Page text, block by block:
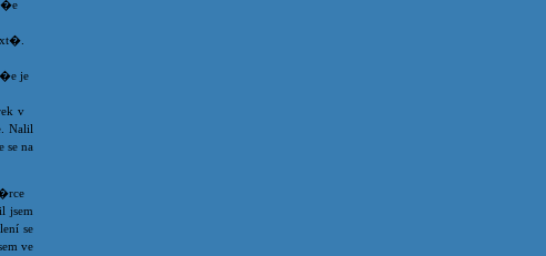
�e
je
v
Nalil
se na
jsem
se
ve